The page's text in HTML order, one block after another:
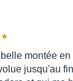
montée
jusqu'au